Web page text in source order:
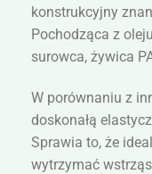
konstrukcyjny
Pochodząca z
surowca, żywica
W porównaniu z
doskonałą
Sprawia to, że
wytrzymać